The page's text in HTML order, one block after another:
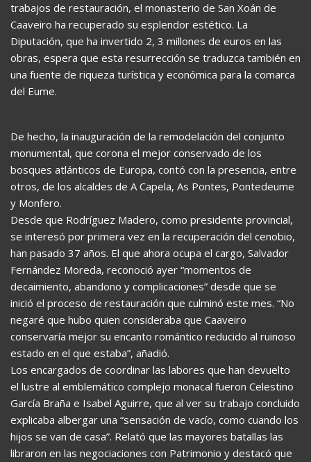
trabajos de restauración, el monasterio de San Xoán de
Caaveiro ha recuperado su esplendor estético. La
Diputación, que ha invertido 2, 3 millones de euros en las
obras, espera que esta resurrección se traduzca también en
una fuente de riqueza turística y económica para la comarca
del Eume.
De hecho, la inauguración de la remodelación del conjunto
monumental, que corona el mejor conservado de los
bosques atlánticos de Europa, contó con la presencia, entre
otros, de los alcaldes de A Capela, As Pontes, Pontedeume
y Monfero.
Desde que Rodríguez Madero, como presidente provincial,
se interesó por primera vez en la recuperación del cenobio,
han pasado 37 años. El que ahora ocupa el cargo, Salvador
Fernández Moreda, reconoció ayer “momentos de
decaimiento, abandono y complicaciones” desde que se
inició el proceso de restauración que culminó este mes. “No
negaré que hubo quien consideraba que Caaveiro
conservaría mejor su encanto romántico reducido al ruinoso
estado en el que estaba”, añadió.
Los encargados de coordinar las labores que han devuelto
el lustre al emblemático complejo monacal fueron Celestino
García Braña e Isabel Aguirre, que al ver su trabajo concluido
explicaba albergar una “sensación de vacío, como cuando los
hijos se van de casa”. Relató que las mayores batallas las
libraron en las negociaciones con Patrimonio y destacó que